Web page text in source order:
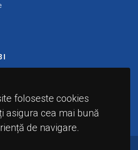
foloseste cookies
asigura cea mai bună
de navigare.